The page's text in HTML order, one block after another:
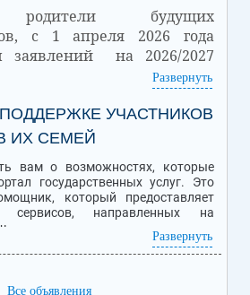
родители будущих
с 1 апреля 2026 года
заявлений на 2026/2027
Количество
зачисленных
Количество
Приеме обучающихся в школу находится
Развернуть
УЧАСТНИКОВ
ИХ СЕМЕЙ
вам о возможностях, которые
государственных услуг. Это
который предоставляет
сервисов, направленных на
Развернуть
Все объявления